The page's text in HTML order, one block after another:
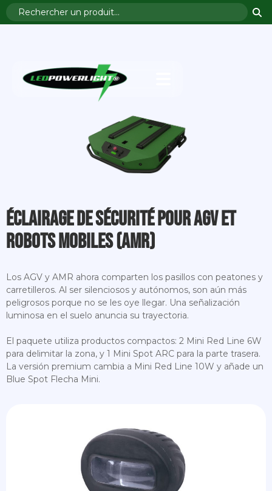
Éclairage de sécurité pour AGV et
robots mobiles (AMR)
Los AGV y AMR ahora comparten los pasillos con peatones y
carretilleros. Al ser silenciosos y autónomos, son aún más
peligrosos porque no se les oye llegar. Una señalización
luminosa en el suelo anuncia su trayectoria.
El paquete utiliza productos compactos: 2 Mini Red Line 6W
para delimitar la zona, y 1 Mini Spot ARC para la parte trasera.
La versión premium cambia a Mini Red Line 10W y añade un
Blue Spot Flecha Mini.